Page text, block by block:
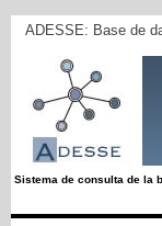
ADESSE: Base de
Sistema de consulta de la